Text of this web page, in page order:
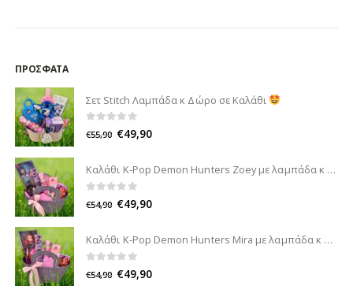
ΠΡΌΣΦΑΤΑ
Σετ Stitch Λαμπάδα κ Δώρο σε Καλάθι
out of 5
€55,90 €49,90
Καλάθι K-Pop Demon Hunters Zoey με λαμπάδα κ δώρο
out of 5
€54,90 €49,90
Καλάθι K-Pop Demon Hunters Mira με λαμπάδα κ δώρο
out of 5
€54,90 €49,90